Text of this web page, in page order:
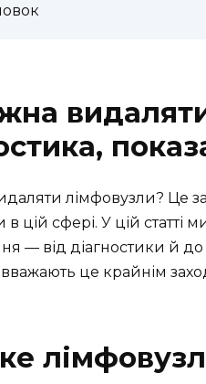
лімфовузли? Це
цій сфері. У цій статті
— від діагностики й
вважають це крайнім